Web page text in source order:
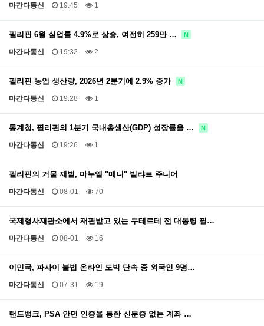
마간다통신 19:45 1
필리핀 6월 실업률 4.9%로 상승, 여전히 259만 … N
마간다통신 19:32 2
필리핀 농업 생산량, 2026년 2분기에 2.9% 증가 N
마간다통신 19:28 1
통계청, 필리핀의 1분기 국내총생산(GDP) 성장률을 … N
마간다통신 19:26 1
필리핀의 거물 재벌, 마누엘 "매니" 빌랴르 주니어
마간다통신 08-01 70
국제형사재판소에서 재판받고 있는 두테르테 전 대통령 필…
마간다통신 08-01 16
이민국, 파사이 불법 온라인 도박 단속 중 외국인 9명…
마간다통신 07-31 19
랜드뱅크, PSA 안면 인증을 통한 신분증 없는 계좌 …